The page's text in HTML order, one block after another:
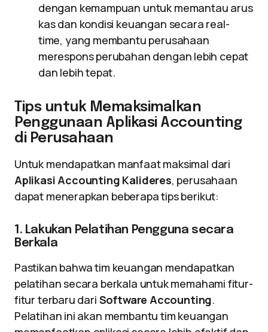
dengan kemampuan untuk memantau arus
kas dan kondisi keuangan secara real-
time, yang membantu perusahaan
merespons perubahan dengan lebih cepat
dan lebih tepat.
Tips untuk Memaksimalkan
Penggunaan Aplikasi Accounting
di Perusahaan
Untuk mendapatkan manfaat maksimal dari
Aplikasi Accounting Kalideres, perusahaan
dapat menerapkan beberapa tips berikut:
1. Lakukan Pelatihan Pengguna secara
Berkala
Pastikan bahwa tim keuangan mendapatkan
pelatihan secara berkala untuk memahami fitur-
fitur terbaru dari Software Accounting.
Pelatihan ini akan membantu tim keuangan